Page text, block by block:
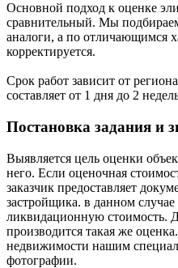
Основной подход к оценке
сравнительный. Мы
аналоги, а по отличающимся
корректируется.
Срок работ зависит от
составляет от 1 дня до 2
Постановка задания и
Выявляется цель оценки
него. Если оценочная
заказчик предоставляет
застройщика. в данном
ликвидационную стоимость.
производится такая же
недвижимости нашим
фотографии.